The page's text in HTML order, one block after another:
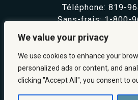
We value your privacy
We use cookies to enhance your
personalized ads or content, and
clicking "Accept All", you consent to
Téléphone: 819-
Sans-frais:1-800-
SÉCURITÉ ET
CARRIÈRES
À PROPOS
NOUS